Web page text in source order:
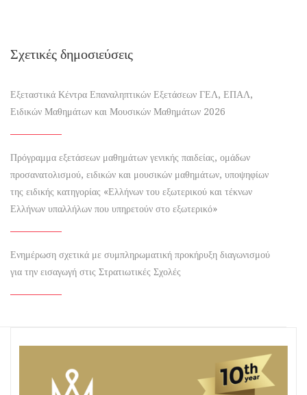
Σχετικές δημοσιεύσεις
Εξεταστικά Κέντρα Επαναληπτικών Εξετάσεων ΓΕΛ, ΕΠΑΛ,
Ειδικών Μαθημάτων και Μουσικών Μαθημάτων 2026
Πρόγραμμα εξετάσεων μαθημάτων γενικής παιδείας, ομάδων
προσανατολισμού, ειδικών και μουσικών μαθημάτων, υποψηφίων
της ειδικής κατηγορίας «Ελλήνων του εξωτερικού και τέκνων
Ελλήνων υπαλλήλων που υπηρετούν στο εξωτερικό»
Ενημέρωση σχετικά με συμπληρωματική προκήρυξη διαγωνισμού
για την εισαγωγή στις Στρατιωτικές Σχολές